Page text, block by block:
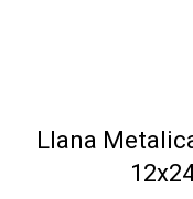
Llana
Varios